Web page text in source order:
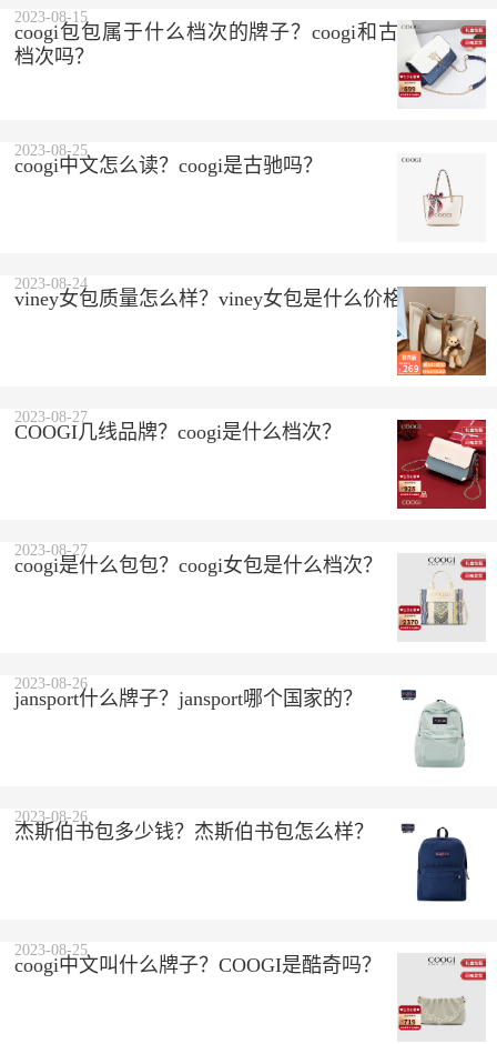
coogi包包属于什么档次的牌子？coogi和古驰是一个
档次吗？
2023-08-15
coogi中文怎么读？coogi是古驰吗？
2023-08-25
viney女包质量怎么样？viney女包是什么价格？
2023-08-24
COOGI几线品牌？coogi是什么档次？
2023-08-27
coogi是什么包包？coogi女包是什么档次？
2023-08-27
jansport什么牌子？jansport哪个国家的？
2023-08-26
杰斯伯书包多少钱？杰斯伯书包怎么样？
2023-08-26
coogi中文叫什么牌子？COOGI是酷奇吗？
2023-08-25